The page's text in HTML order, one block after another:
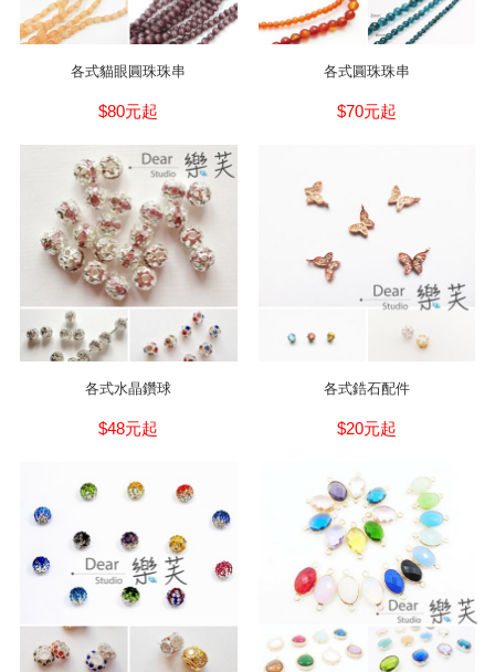
各式貓眼圓珠珠串
$80元起
各式圓珠珠串
$70元起
各式水晶鑽球
$48元起
各式鋯石配件
$20元起